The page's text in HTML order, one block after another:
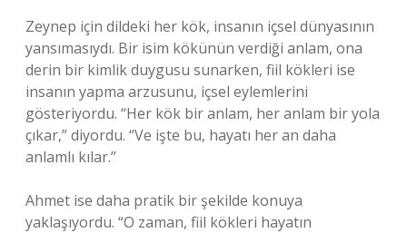
Zeynep için dildeki her kök, insanın içsel dünyasının
yansımasıydı. Bir isim kökünün verdiği anlam, ona
derin bir kimlik duygusu sunarken, fiil kökleri ise
insanın yapma arzusunu, içsel eylemlerini
gösteriyordu. “Her kök bir anlam, her anlam bir yola
çıkar,” diyordu. “Ve işte bu, hayatı her an daha
anlamlı kılar.”
Ahmet ise daha pratik bir şekilde konuya
yaklaşıyordu. “O zaman, fiil kökleri hayatın